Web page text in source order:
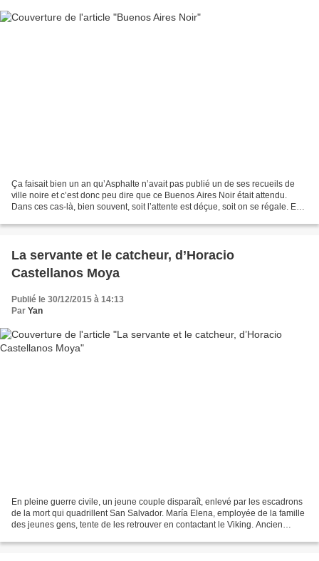
Ça faisait bien un an qu’Asphalte n’avait pas publié un de ses recueils de
ville noire et c’est donc peu dire que ce Buenos Aires Noir était attendu.
Dans ces cas-là, bien souvent, soit l’attente est déçue, soit on se régale. En
La servante et le catcheur, d’Horacio
Castellanos Moya
Publié le 30/12/2015 à 14:13
Par Yan
En pleine guerre civile, un jeune couple disparaît, enlevé par les escadrons
de la mort qui quadrillent San Salvador. María Elena, employée de la famille
des jeunes gens, tente de les retrouver en contactant le Viking. Ancien